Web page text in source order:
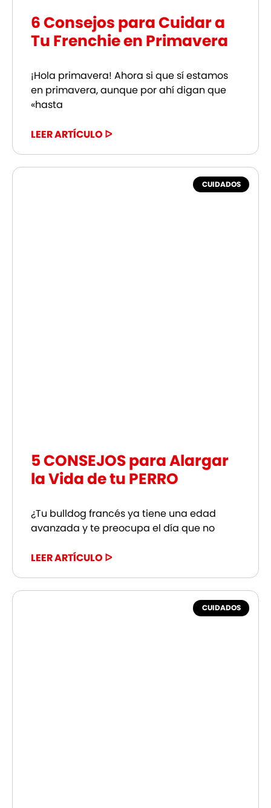
6 Consejos para Cuidar a
Tu Frenchie en Primavera
¡Hola primavera! Ahora si que sí estamos
en primavera, aunque por ahí digan que
«hasta
LEER ARTÍCULO ᐅ
CUIDADOS
5 CONSEJOS para Alargar
la Vida de tu PERRO
¿Tu bulldog francés ya tiene una edad
avanzada y te preocupa el día que no
LEER ARTÍCULO ᐅ
CUIDADOS